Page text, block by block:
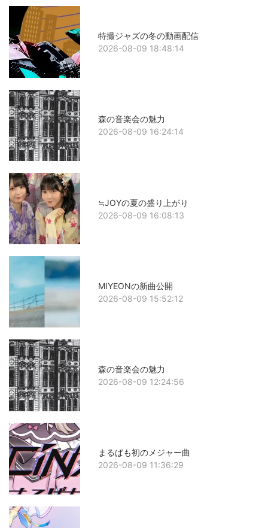
特撮ジャズの冬の動画配信
2026-08-09 18:48:14
森の音楽会の魅力
2026-08-09 16:24:14
≒JOYの夏の盛り上がり
2026-08-09 16:08:13
MIYEONの新曲公開
2026-08-09 15:52:12
森の音楽会の魅力
2026-08-09 12:24:56
まるぱも初のメジャー曲
2026-08-09 11:36:29